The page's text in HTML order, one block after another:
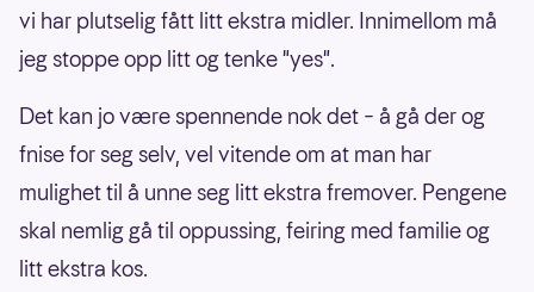
vi har plutselig fått litt ekstra midler. Innimellom må
jeg stoppe opp litt og tenke "yes".
Det kan jo være spennende nok det – å gå der og
fnise for seg selv, vel vitende om at man har
mulighet til å unne seg litt ekstra fremover. Pengene
skal nemlig gå til oppussing, feiring med familie og
litt ekstra kos.